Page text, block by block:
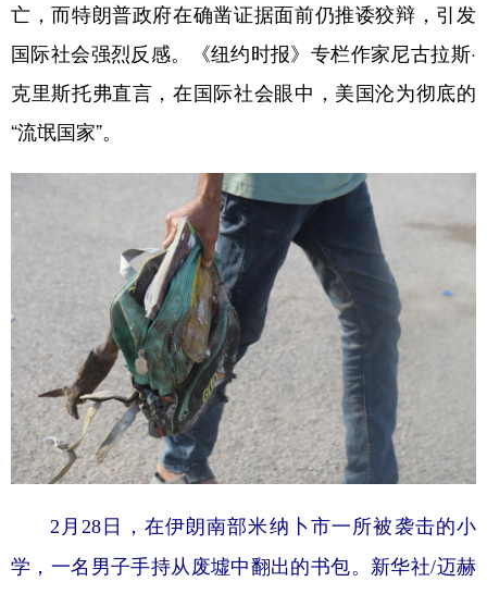
亡，而特朗普政府在确凿证据面前仍推诿狡辩，引发
国际社会强烈反感。《纽约时报》专栏作家尼古拉斯·
克里斯托弗直言，在国际社会眼中，美国沦为彻底的
“流氓国家”。
2月28日，在伊朗南部米纳卜市一所被袭击的小
学，一名男子手持从废墟中翻出的书包。新华社/迈赫